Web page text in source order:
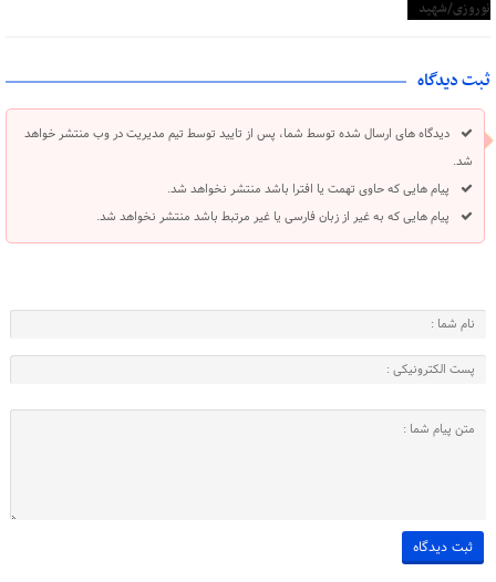
ثبت دیدگاه
دیدگاه های ارسال شده توسط شما، پس از تایید توسط تیم مدیریت در وب منتشر خواهد
شد.
پیام هایی که حاوی تهمت یا افترا باشد منتشر نخواهد شد.
پیام هایی که به غیر از زبان فارسی یا غیر مرتبط باشد منتشر نخواهد شد.